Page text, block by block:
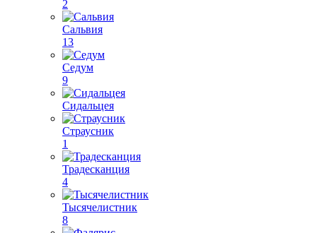
2
Сальвия
13
Седум
9
Сидальцея
Страусник
1
Традесканция
4
Тысячелистник
8